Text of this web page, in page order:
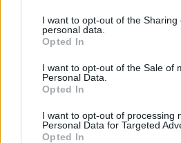
not limited to your visit or usage
grant or deny consent to Google
use your data for below specified
consent section.
I want to opt-out of the Sharing
personal data.
Opted In
I want to opt-out of the Sale of
Personal Data.
Opted In
I want to opt-out of processing
Personal Data for Targeted
Opted In
Olyan előrehaladás
lemeznél, amilyen